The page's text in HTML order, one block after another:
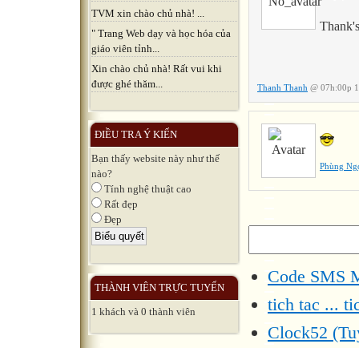
TVM xin chào chủ nhà! ...
" Trang Web dạy và học hóa của
giáo viên tỉnh...
Xin chào chủ nhà! Rất vui khi
được ghé thăm...
ĐIỀU TRA Ý KIẾN
Bạn thấy website này như thế
nào?
Tính nghệ thuật cao
Rất đẹp
Đẹp
THÀNH VIÊN TRỰC TUYẾN
1 khách và 0 thành viên
Thanh Thanh @ 07h:00p
Phùng
Code SMS
tich tac ...
Clock52